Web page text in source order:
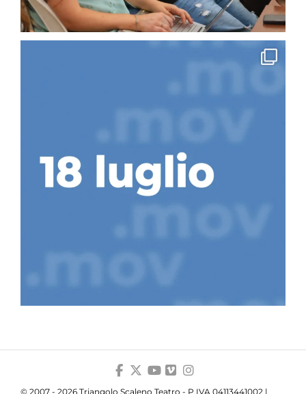
© 2007 - 2026 Triangolo Scaleno Teatro - P.IVA 04113441002 |